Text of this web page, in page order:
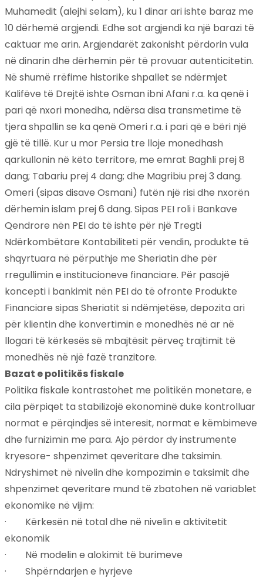
Muhamedit (alejhi selam), ku 1 dinar ari ishte baraz me
10 dërhemë argjendi. Edhe sot argjendi ka një barazi të
caktuar me arin. Argjendarët zakonisht përdorin vula
në dinarin dhe dërhemin për të provuar autenticitetin.
Në shumë rrëfime historike shpallet se ndërmjet
Kalifëve të Drejtë ishte Osman ibni Afani r.a. ka qenë i
pari që nxori monedha, ndërsa disa transmetime të
tjera shpallin se ka qenë Omeri r.a. i pari që e bëri një
gjë të tillë. Kur u mor Persia tre lloje monedhash
qarkullonin në këto territore, me emrat Baghli prej 8
dang; Tabariu prej 4 dang; dhe Magribiu prej 3 dang.
Omeri (sipas disave Osmani) futën një risi dhe nxorën
dërhemin islam prej 6 dang. Sipas PEI roli i Bankave
Qendrore nën PEI do të ishte për një Tregti
Ndërkombëtare Kontabiliteti për vendin, produkte të
shqyrtuara në përputhje me Sheriatin dhe për
rregullimin e institucioneve financiare. Për pasojë
koncepti i bankimit nën PEI do të ofronte Produkte
Financiare sipas Sheriatit si ndëmjetëse, depozita ari
për klientin dhe konvertimin e monedhës në ar në
llogari të kërkesës së mbajtësit përveç trajtimit të
monedhës në një fazë tranzitore.
Bazat e politikës fiskale
Politika fiskale kontrastohet me politikën monetare, e
cila përpiqet ta stabilizojë ekonominë duke kontrolluar
normat e përqindjes së interesit, normat e këmbimeve
dhe furnizimin me para. Ajo përdor dy instrumente
kryesore- shpenzimet qeveritare dhe taksimin.
Ndryshimet në nivelin dhe kompozimin e taksimit dhe
shpenzimet qeveritare mund të zbatohen në variablet
ekonomike në vijim:
· Kërkesën në total dhe në nivelin e aktivitetit
ekonomik
· Në modelin e alokimit të burimeve
· Shpërndarjen e hyrjeve